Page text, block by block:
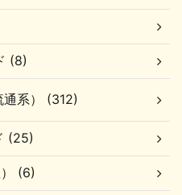
(8)
通系） (312)
(25)
(6)